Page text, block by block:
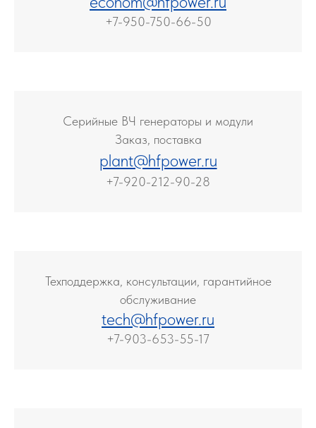
+7-950-750-66-50
Серийные ВЧ генераторы и модули
Заказ, поставка
plant@hfpower.ru
+7-920-212-90-28
Техподдержка, консультации, гарантийное
обслуживание
tech@hfpower.ru
+7-903-653-55-17